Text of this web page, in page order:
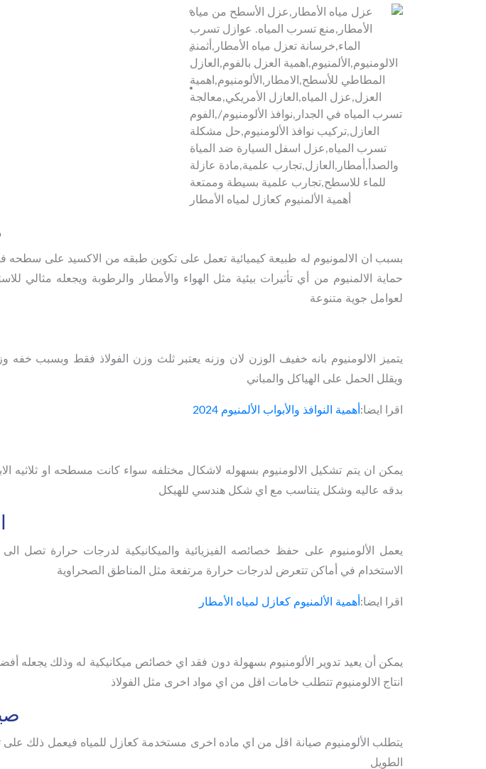
أهمية الألمنيوم كعازل لمياه الأمطار
بسبب ان الالمونيوم له طبيعة كيميائية تعمل على تكوين طبقه من الاكسيد على سطحه
حماية الالمنيوم من أي تأثيرات بيئية مثل الهواء والأمطار والرطوبة ويجعله مثالي
لعوامل جوية متنوعة
يتميز الالومنيوم بانه خفيف الوزن لان وزنه يعتبر ثلث وزن الفولاذ فقط وبسبب
ويقلل الحمل على الهياكل والمباني
اقرا ايضا: أهمية النوافذ والأبواب الألمنيوم 2024
يمكن ان يتم تشكيل الالومنيوم بسهوله لاشكال مختلفه سواء كانت مسطحه او ثلاثيه
بدقه عاليه وشكل يتناسب مع اي شكل هندسي للهيكل
الاستخدام في أماكن تتعرض لدرجات حرارة مرتفعة مثل المناطق الصحراوية
اقرا ايضا: أهمية الألمنيوم كعازل لمياه الأمطار
يمكن أن يعيد تدوير الألومنيوم بسهولة دون فقد اي خصائص ميكانيكية له وذلك يجعله
انتاج الالومنيوم تتطلب خامات اقل من اي مواد اخرى مثل الفولاذ
يتطلب الألومنيوم صيانة اقل من اي ماده اخرى مستخدمة كعازل للمياه فيعمل ذلك على
الطويل